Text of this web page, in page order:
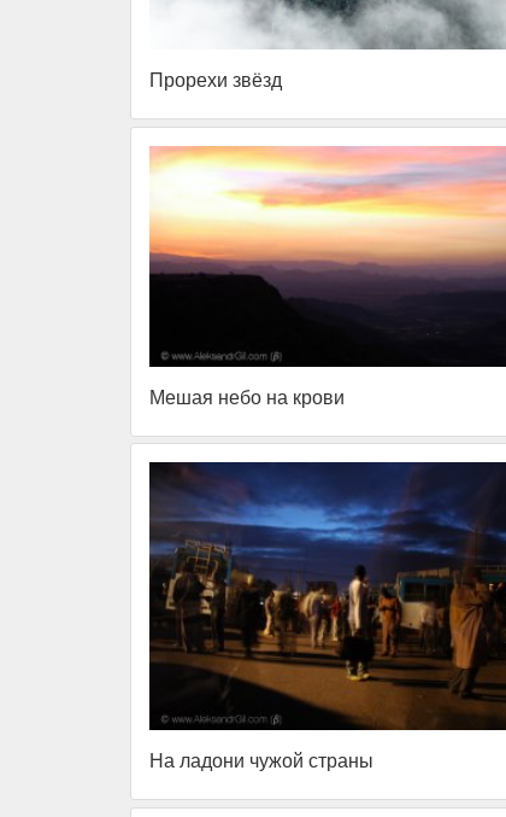
Прорехи звёзд
Мешая небо на крови
На ладони чужой страны